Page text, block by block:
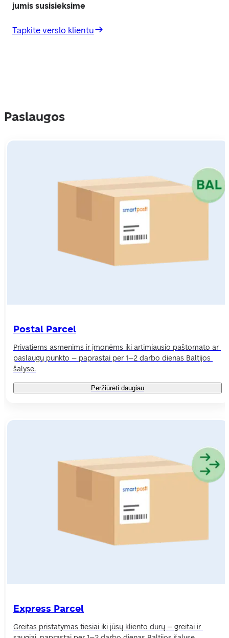
jumis susisieksime
Tapkite verslo klientu
Paslaugos
Postal Parcel
Privatiems asmenims ir įmonėms iki artimiausio paštomato ar
paslaugų punkto – paprastai per 1–2 darbo dienas Baltijos
šalyse.
Peržiūrėti daugiau
Express Parcel
Greitas pristatymas tiesiai iki jūsų kliento durų – greitai ir